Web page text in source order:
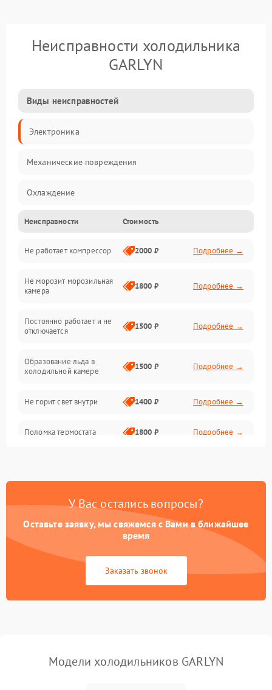
Неисправности холодильника
GARLYN
Виды неисправностей
Электроника
Механические повреждения
Охлаждение
Механика
Электропитание
Дренаж
Неисправности Стоимость
Не работает компрессор 2000 ₽ Подробнее →
Не морозит морозильная
камера
1800 ₽ Подробнее →
Постоянно работает и не
отключается
1500 ₽ Подробнее →
Образование льда в
холодильной камере
1500 ₽ Подробнее →
Не горит свет внутри 1400 ₽ Подробнее →
Поломка термостата 1800 ₽ Подробнее →
Образование конденсата
1800 ₽ Подробнее →
Сбой в работе инвертора
работе
2000 ₽ Подробнее →
У Вас остались вопросы?
Оставьте заявку, мы свяжемся с Вами в ближайшее
время
Заказать звонок
Модели холодильников GARLYN